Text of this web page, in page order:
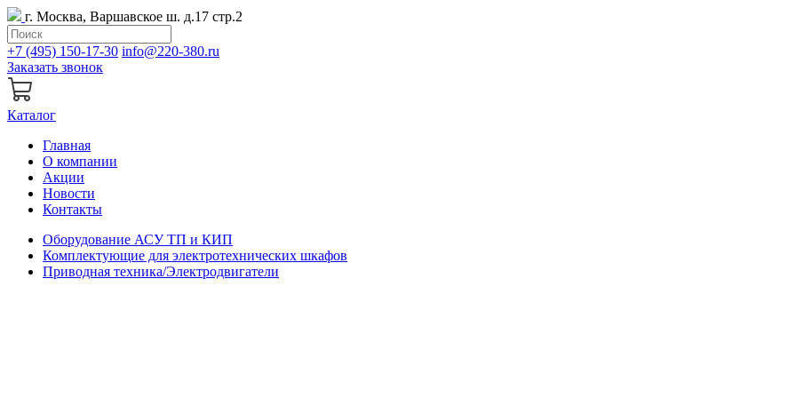
г. Москва, Варшавское ш. д.17 стр.2
+7 (495) 150-17-30 info@220-380.ru
Заказать звонок
Каталог
Главная
О компании
Акции
Новости
Контакты
Оборудование АСУ ТП и КИП
Комплектующие для электротехнических шкафов
Приводная техника/Электродвигатели